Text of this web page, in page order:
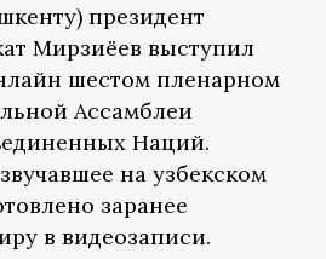
президент
Мирзиёев выступил
шестом пленарном
Ассамблеи
Наций.
на узбекском
заранее
в видеозаписи.